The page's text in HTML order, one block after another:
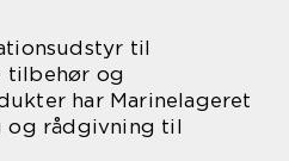
til
tilbehør og
har Marinelageret
og rådgivning til